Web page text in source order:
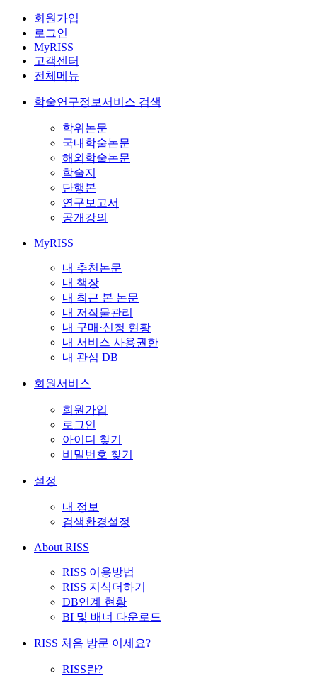
회원가입
로그인
MyRISS
고객센터
전체메뉴
학술연구정보서비스 검색
학위논문
국내학술논문
해외학술논문
학술지
단행본
연구보고서
공개강의
MyRISS
내 추천논문
내 책장
내 최근 본 논문
내 저작물관리
내 구매·신청 현황
내 서비스 사용권한
내 관심 DB
회원서비스
회원가입
로그인
아이디 찾기
비밀번호 찾기
설정
내 정보
검색환경설정
About RISS
RISS 이용방법
RISS 지식더하기
DB연계 현황
BI 및 배너 다운로드
RISS 처음 방문 이세요?
RISS란?